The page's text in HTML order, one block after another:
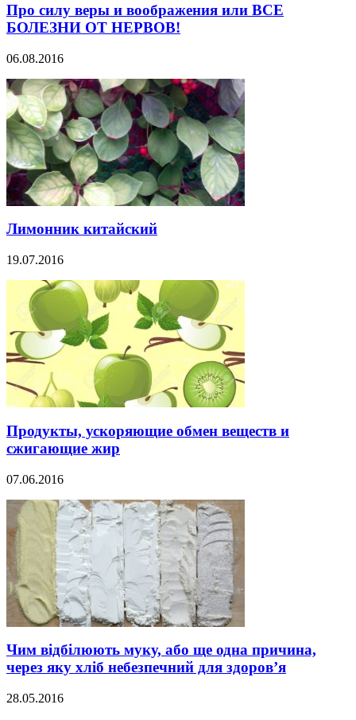
Про силу веры и воображения или ВСЕ
БОЛЕЗНИ ОТ НЕРВОВ!
06.08.2016
Лимонник китайский
19.07.2016
Продукты, ускоряющие обмен веществ и
сжигающие жир
07.06.2016
Чим відбілюють муку, або ще одна причина,
через яку хліб небезпечний для здоров’я
28.05.2016